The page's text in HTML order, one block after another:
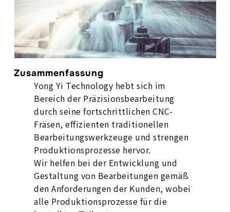
Zusammenfassung
Yong Yi Technology hebt sich im
Bereich der Präzisionsbearbeitung
durch seine fortschrittlichen CNC-
Fräsen, effizienten traditionellen
Bearbeitungswerkzeuge und strengen
Produktionsprozesse hervor.
Wir helfen bei der Entwicklung und
Gestaltung von Bearbeitungen gemäß
den Anforderungen der Kunden, wobei
alle Produktionsprozesse für die